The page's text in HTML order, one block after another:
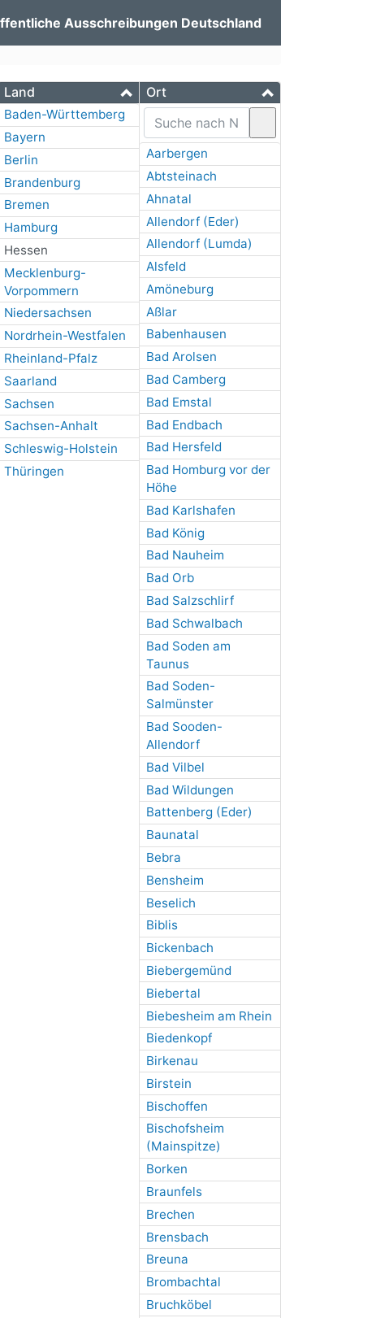
Ausschreibungen Deutschland
Land
Baden-Württemberg
Bayern
Berlin
Brandenburg
Bremen
Hamburg
Hessen
Mecklenburg-
Vorpommern
Niedersachsen
Nordrhein-Westfalen
Rheinland-Pfalz
Saarland
Sachsen
Sachsen-Anhalt
Schleswig-Holstein
Thüringen
Ort
Aarbergen
Abtsteinach
Ahnatal
Allendorf (Eder)
Allendorf (Lumda)
Alsfeld
Amöneburg
Aßlar
Babenhausen
Bad Arolsen
Bad Camberg
Bad Emstal
Bad Endbach
Bad Hersfeld
Bad Homburg vor der
Höhe
Bad Karlshafen
Bad König
Bad Nauheim
Bad Orb
Bad Salzschlirf
Bad Schwalbach
Bad Soden am
Taunus
Bad Soden-
Salmünster
Bad Sooden-
Allendorf
Bad Vilbel
Bad Wildungen
Battenberg (Eder)
Baunatal
Bebra
Bensheim
Beselich
Biblis
Bickenbach
Biebergemünd
Biebertal
Biebesheim am Rhein
Biedenkopf
Birkenau
Birstein
Bischoffen
Bischofsheim
(Mainspitze)
Borken
Braunfels
Brechen
Brensbach
Breuna
Brombachtal
Bruchköbel